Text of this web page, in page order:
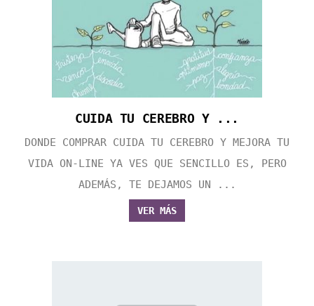
CUIDA TU CEREBRO Y ...
DONDE COMPRAR CUIDA TU CEREBRO Y MEJORA TU
VIDA ON-LINE YA VES QUE SENCILLO ES, PERO
ADEMÁS, TE DEJAMOS UN ...
VER MÁS